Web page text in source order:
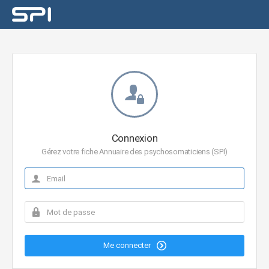
Connexion
Gérez votre fiche Annuaire des psychosomaticiens (SPI)
Me connecter